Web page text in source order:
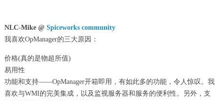
NLC-Mike @ Spiceworks community
我喜欢OpManager的三大原因：
价格(真的是物超所值)
易用性
功能和支持——OpManager开箱即用，有如此多的功能，令人惊叹。我
喜欢与WMI的完美集成，以及监视服务器和服务的便利性。另外，支